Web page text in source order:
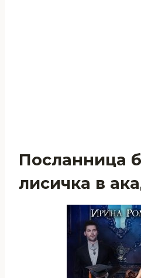
Посланница
лисичка в